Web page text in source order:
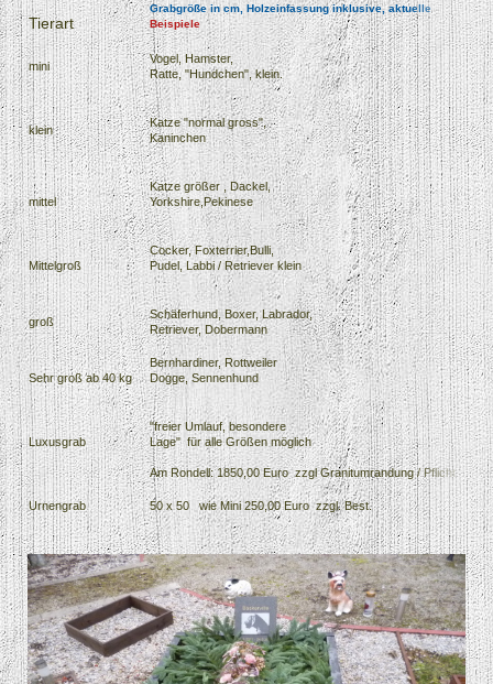
Tierart
Grabgröße in cm, Holzeinfassung inklusive, aktuelle
Beispiele
mini
Vogel, Hamster,
Ratte, "Hundchen", klein.
klein
Katze "normal gross",
Kaninchen
mittel
Katze größer , Dackel,
Yorkshire,Pekinese
Mittelgroß
Cocker, Foxterrier,Bulli,
Pudel, Labbi / Retriever klein
groß
Schäferhund, Boxer, Labrador,
Retriever, Dobermann
Sehr groß ab 40 kg
Bernhardiner, Rottweiler
Dogge, Sennenhund
Luxusgrab
"freier Umlauf, besondere
Lage" für alle Größen möglich
Am Rondell: 1850,00 Euro zzgl Granitumrandung / Pflicht
Urnengrab 50 x 50 wie Mini 250,00 Euro zzgl. Best.